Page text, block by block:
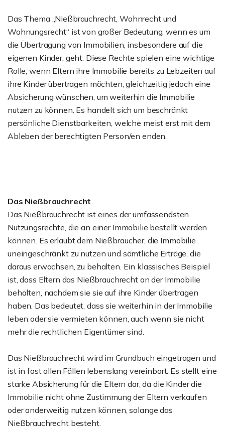
Das Thema „Nießbrauchrecht, Wohnrecht und
Wohnungsrecht“ ist von großer Bedeutung, wenn es um
die Übertragung von Immobilien, insbesondere auf die
eigenen Kinder, geht. Diese Rechte spielen eine wichtige
Rolle, wenn Eltern ihre Immobilie bereits zu Lebzeiten auf
ihre Kinder übertragen möchten, gleichzeitig jedoch eine
Absicherung wünschen, um weiterhin die Immobilie
nutzen zu können. Es handelt sich um beschränkt
persönliche Dienstbarkeiten, welche meist erst mit dem
Ableben der berechtigten Person/en enden.
Das Nießbrauchrecht
Das Nießbrauchrecht ist eines der umfassendsten
Nutzungsrechte, die an einer Immobilie bestellt werden
können. Es erlaubt dem Nießbraucher, die Immobilie
uneingeschränkt zu nutzen und sämtliche Erträge, die
daraus erwachsen, zu behalten. Ein klassisches Beispiel
ist, dass Eltern das Nießbrauchrecht an der Immobilie
behalten, nachdem sie sie auf ihre Kinder übertragen
haben. Das bedeutet, dass sie weiterhin in der Immobilie
leben oder sie vermieten können, auch wenn sie nicht
mehr die rechtlichen Eigentümer sind.
Das Nießbrauchrecht wird im Grundbuch eingetragen und
ist in fast allen Fällen lebenslang vereinbart. Es stellt eine
starke Absicherung für die Eltern dar, da die Kinder die
Immobilie nicht ohne Zustimmung der Eltern verkaufen
oder anderweitig nutzen können, solange das
Nießbrauchrecht besteht.